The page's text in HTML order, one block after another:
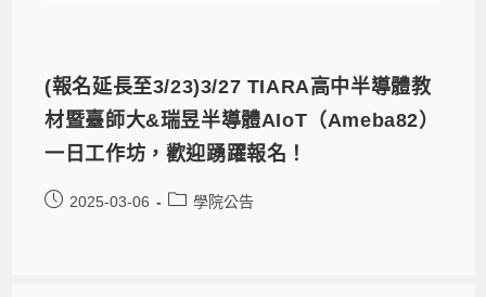
(報名延長至3/23)3/27 TIARA高中半導體教
材暨臺師大&瑞昱半導體AIoT（Ameba82）
一日工作坊，歡迎踴躍報名！
2025-03-06 學院公告